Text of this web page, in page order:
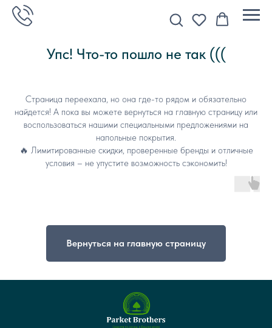
Упс! Что-то пошло не так (((
Страница переехала, но она где-то рядом и обязательно
найдется! А пока вы можете вернуться на главную страницу или
воспользоваться нашими специальными предложениями на
напольные покрытия.
🔥 Лимитированные скидки, проверенные бренды и отличные
условия – не упустите возможность сэкономить!
Вернуться на главную страницу